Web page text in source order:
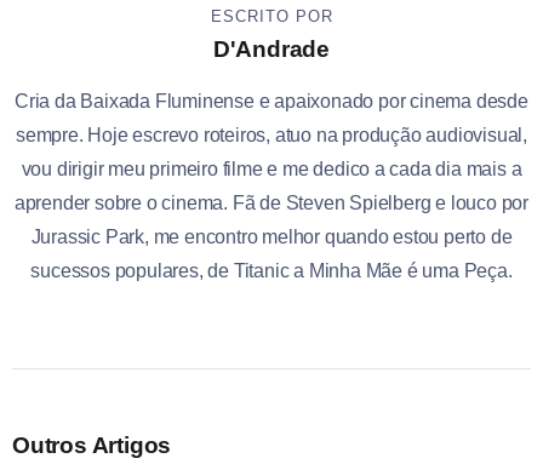
ESCRITO POR
D'Andrade
Cria da Baixada Fluminense e apaixonado por cinema desde
sempre. Hoje escrevo roteiros, atuo na produção audiovisual,
vou dirigir meu primeiro filme e me dedico a cada dia mais a
aprender sobre o cinema. Fã de Steven Spielberg e louco por
Jurassic Park, me encontro melhor quando estou perto de
sucessos populares, de Titanic a Minha Mãe é uma Peça.
Outros Artigos